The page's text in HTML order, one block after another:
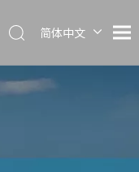
简体中文
日本語